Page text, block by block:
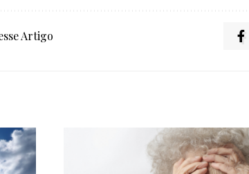
Artigo